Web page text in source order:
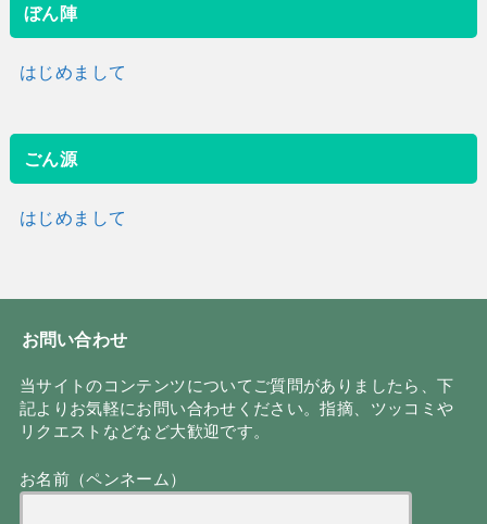
ぼん陣
はじめまして
ごん源
はじめまして
お問い合わせ
当サイトのコンテンツについてご質問がありましたら、下
記よりお気軽にお問い合わせください。指摘、ツッコミや
リクエストなどなど大歓迎です。
お名前（ペンネーム）